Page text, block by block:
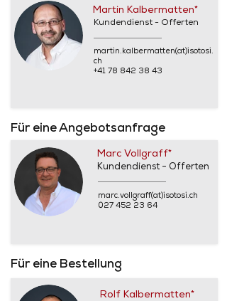
Martin Kalbermatten*
Kundendienst - Offerten
martin.kalbermatten(at)isotosi.
ch
+41 78 842 38 43
Für eine Angebotsanfrage
Marc Vollgraff*
Kundendienst - Offerten
marc.vollgraff(at)isotosi.ch
027 452 23 64
Für eine Bestellung
Rolf Kalbermatten*